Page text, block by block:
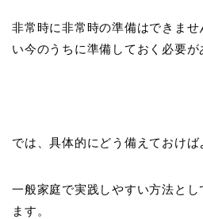
非常時に非常時の準備はできま
い今のうちに準備しておく必要が
では、具体的にどう備えておけば
一般家庭で実践しやすい方法と
ます。